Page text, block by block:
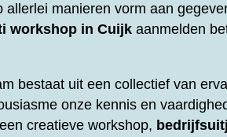
allerlei manieren vorm aan
workshop in Cuijk aanmelden
bestaat uit een collectief van
onze kennis en
creatieve workshop,